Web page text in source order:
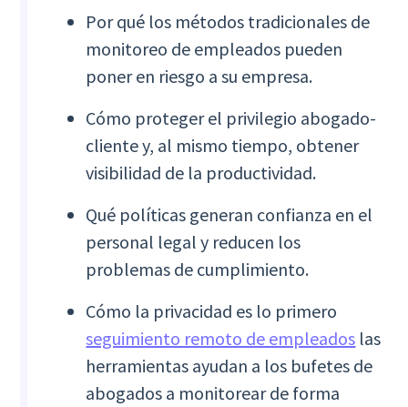
Por qué los métodos tradicionales de
monitoreo de empleados pueden
poner en riesgo a su empresa.
Cómo proteger el privilegio abogado-
cliente y, al mismo tiempo, obtener
visibilidad de la productividad.
Qué políticas generan confianza en el
personal legal y reducen los
problemas de cumplimiento.
Cómo la privacidad es lo primero
seguimiento remoto de empleados las
herramientas ayudan a los bufetes de
abogados a monitorear de forma